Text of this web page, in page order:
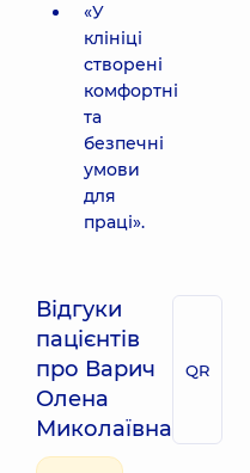
«У
клініці
створені
комфортні
та
безпечні
умови
для
праці».
Відгуки
пацієнтів
про Варич
Олена
Миколаївна
QR